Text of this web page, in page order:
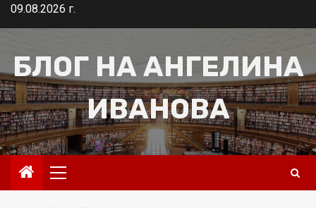
Skip09.08.2026 г.
БЛОГ НА АНГЕЛИНА
ИВАНОВА
Primary
Menu